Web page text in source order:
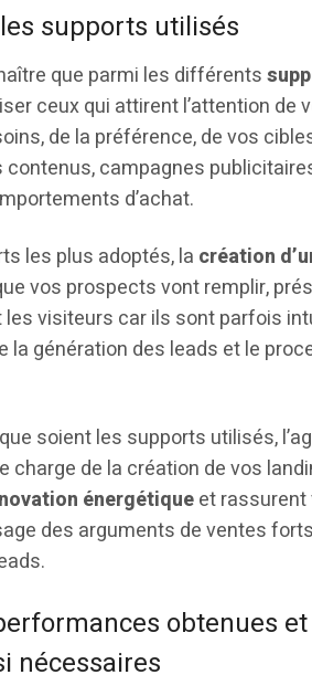
supports utilisés
que parmi les différents
ceux qui attirent l’attention
de la préférence, de vos
campagnes
d’achat.
les plus adoptés, la création
vos prospects vont remplir,
visiteurs car ils sont parfois
la génération des leads et le
soient les supports utilisés,
charge de la création de vos
énergétiqueet
des arguments de ventes
obtenues
nécessaires